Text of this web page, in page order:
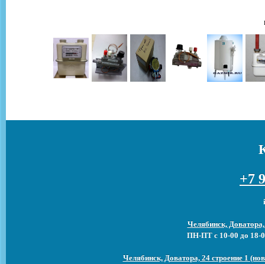
+7
Челябинск,
ПН-ПТ с 10-00 до 18-
Челябинск, Доватора, 24 строение 1